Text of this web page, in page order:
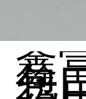
鑫
包